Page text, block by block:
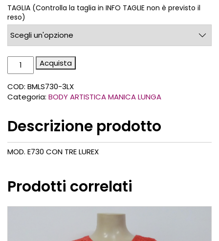
TAGLIA (Controlla la taglia in INFO TAGLIE non è previsto il
reso)
Acquista
COD: BMLS730-3LX
Categoria: BODY ARTISTICA MANICA LUNGA
Descrizione prodotto
MOD. E730 CON TRE LUREX
Prodotti correlati